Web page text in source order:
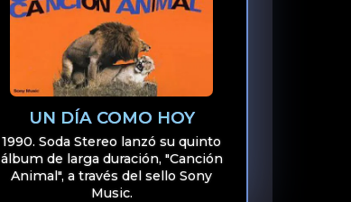
UN DÍA COMO HOY
1990. Soda Stereo lanzó su quinto
álbum de larga duración, "Canción
Animal", a través del sello Sony
Music.